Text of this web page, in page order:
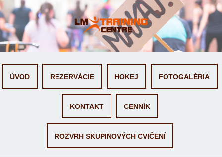
Skip
ÚVOD REZERVÁCIE HOKEJ FOTOGALÉRIA
KONTAKT CENNÍK
ROZVRH SKUPINOVÝCH CVIČENÍ